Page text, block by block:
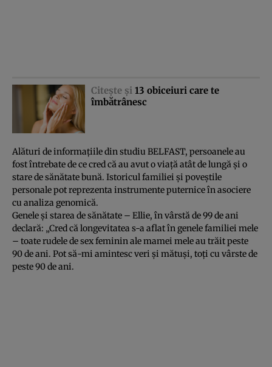
Citeşte şi 13 obiceiuri care te
îmbătrânesc
Alături de informaţiile din studiu BELFAST, persoanele au
fost întrebate de ce cred că au avut o viaţă atât de lungă şi o
stare de sănătate bună. Istoricul familiei şi poveştile
personale pot reprezenta instrumente puternice în asociere
cu analiza genomică.
Genele şi starea de sănătate – Ellie, în vârstă de 99 de ani
declară: „Cred că longevitatea s-a aflat în genele familiei mele
– toate rudele de sex feminin ale mamei mele au trăit peste
90 de ani. Pot să-mi amintesc veri şi mătuşi, toţi cu vârste de
peste 90 de ani.